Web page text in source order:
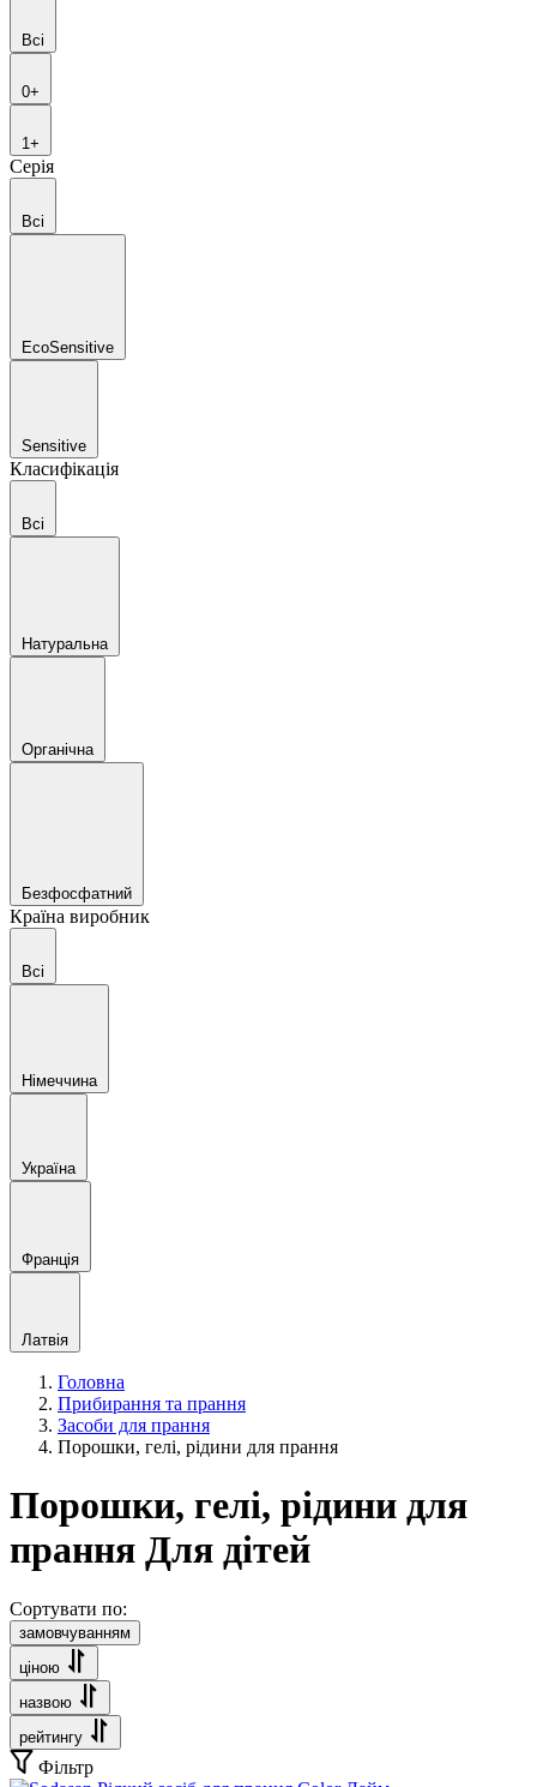
Всі
0+
1+
Серія
Всі
EcoSensitive
Sensitive
Класифікація
Всі
Натуральна
Органічна
Безфосфатний
Країна виробник
Всі
Німеччина
Україна
Франція
Латвія
Головна
Прибирання та прання
Засоби для прання
Порошки, гелі, рідини для прання
Порошки, гелі, рідини для
прання Для дітей
Сортувати по:
замовчуванням
ціною
назвою
рейтингу
Фільтр